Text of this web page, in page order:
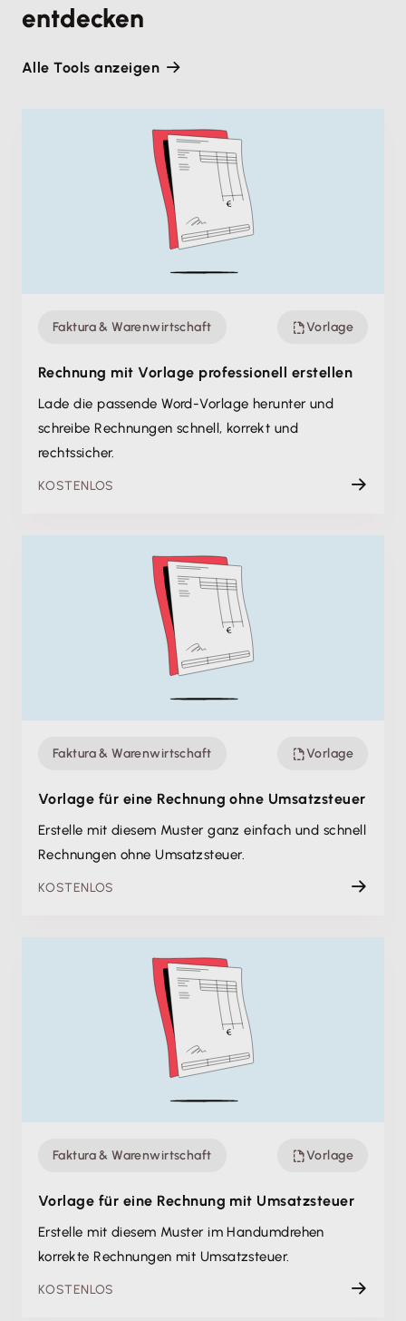
entdecken
Alle Tools anzeigen
Faktura & Warenwirtschaft Vorlage
Rechnung mit Vorlage professionell erstellen
Lade die passende Word-Vorlage herunter und
schreibe Rechnungen schnell, korrekt und
rechtssicher.
KOSTENLOS
Faktura & Warenwirtschaft Vorlage
Vorlage für eine Rechnung ohne Umsatzsteuer
Erstelle mit diesem Muster ganz einfach und schnell
Rechnungen ohne Umsatzsteuer.
KOSTENLOS
Faktura & Warenwirtschaft Vorlage
Vorlage für eine Rechnung mit Umsatzsteuer
Erstelle mit diesem Muster im Handumdrehen
korrekte Rechnungen mit Umsatzsteuer.
KOSTENLOS